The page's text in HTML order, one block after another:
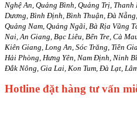
Nghệ An, Quảng Bình, Quảng Trị,
Dương, Bình Định, Bình Thuận, Đà
Quảng Nam, Quảng Ngãi, Bà Rịa Vũng
Nai, An Giang, Bạc Liêu, Bến Tre, Cà
Kiên Giang, Long An, Sóc Trăng, Tiền
Hải Phòng, Hưng Yên, Nam Định, Ninh
Đắk Nông, Gia Lai, Kon Tum, Đà Lạt,
Hotline đặt hàng tư vấn